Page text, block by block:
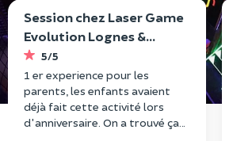
Session chez Laser Game
Evolution Lognes &
Brétigny
5/5
1 er experience pour les
parents, les enfants avaient
déjà fait cette activité lors
d'anniversaire. On a trouvé ça